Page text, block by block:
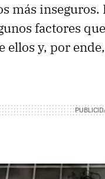
más
factores
ellos y, por